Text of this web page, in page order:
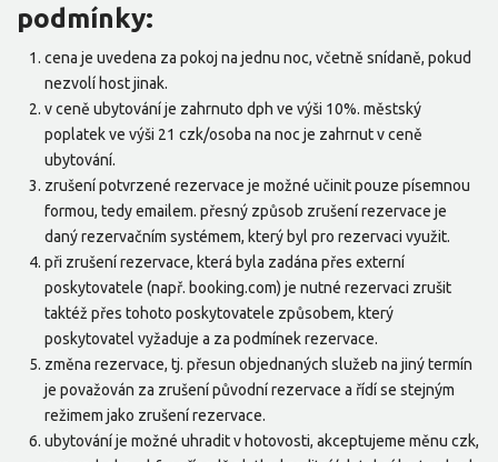
podmínky:
cena je uvedena za pokoj na jednu noc, včetně snídaně, pokud
nezvolí host jinak.
v ceně ubytování je zahrnuto dph ve výši 10%. městský
poplatek ve výši 21 czk/osoba na noc je zahrnut v ceně
ubytování.
zrušení potvrzené rezervace je možné učinit pouze písemnou
formou, tedy emailem. přesný způsob zrušení rezervace je
daný rezervačním systémem, který byl pro rezervaci využit.
při zrušení rezervace, která byla zadána přes externí
poskytovatele (např. booking.com) je nutné rezervaci zrušit
taktéž přes tohoto poskytovatele způsobem, který
poskytovatel vyžaduje a za podmínek rezervace.
změna rezervace, tj. přesun objednaných služeb na jiný termín
je považován za zrušení původní rezervace a řídí se stejným
režimem jako zrušení rezervace.
ubytování je možné uhradit v hotovosti, akceptujeme měnu czk,